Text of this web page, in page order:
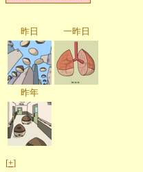
昨日 一昨日
昨年
[+]